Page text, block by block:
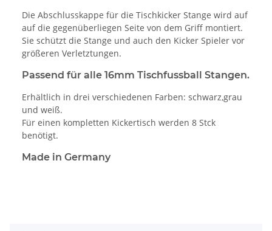
Die Abschlusskappe für die Tischkicker Stange wird auf
auf die gegenüberliegen Seite von dem Griff montiert.
Sie schützt die Stange und auch den Kicker Spieler vor
größeren Verletztungen.
Passend für alle 16mm Tischfussball Stangen.
Erhältlich in drei verschiedenen Farben: schwarz,grau
und weiß.
Für einen kompletten Kickertisch werden 8 Stck
benötigt.
Made in Germany